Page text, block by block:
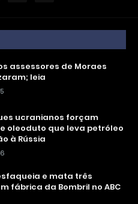
assessores de Moraes
leia
ucranianos forçam
oleoduto que leva petróleo
à Rússia
e mata três
fábrica da Bombril no ABC